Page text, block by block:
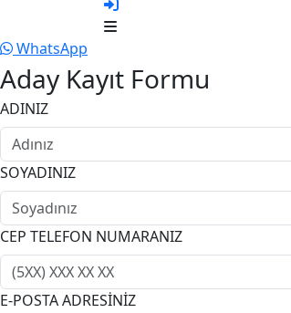
WhatsApp
Aday Kayıt Formu
ADINIZ
SOYADINIZ
CEP TELEFON NUMARANIZ
E-POSTA ADRESİNİZ